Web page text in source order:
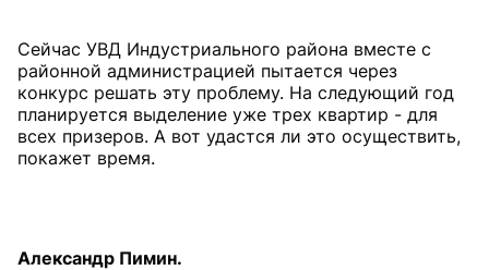
Сейчас УВД Индустриального района вместе с
районной администрацией пытается через
конкурс решать эту проблему. На следующий год
планируется выделение уже трех квартир - для
всех призеров. А вот удастся ли это осуществить,
покажет время.
Александр Пимин.